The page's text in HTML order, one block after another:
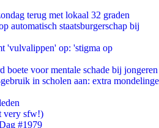
terug met lokaal 32 graden
automatisch staatsburgerschap bij
'vulvalippen' op: 'stigma op
boete voor mentale schade bij jongeren
in scholen aan: extra mondelinge
very sfw!)
#1979